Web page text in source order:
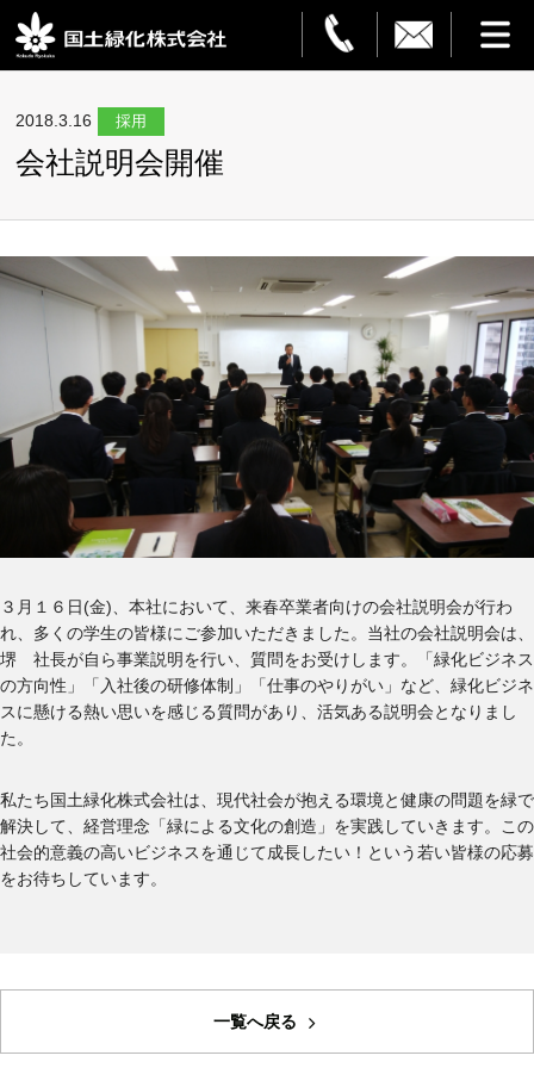
事業案内
観葉植物レンタル
造園・解体
設置事例
ご利用ガイド
企業情報
FC加盟店募集
採用情報
コラム
個人情報保護方針
2018.3.16 採用
会社説明会開催
３月１６日(金)、本社において、来春卒業者向けの会社説明会が行わ
れ、多くの学生の皆様にご参加いただきました。当社の会社説明会は、
堺 社長が自ら事業説明を行い、質問をお受けします。「緑化ビジネス
の方向性」「入社後の研修体制」「仕事のやりがい」など、緑化ビジネ
スに懸ける熱い思いを感じる質問があり、活気ある説明会となりまし
た。
私たち国土緑化株式会社は、現代社会が抱える環境と健康の問題を緑で
解決して、経営理念「緑による文化の創造」を実践していきます。この
社会的意義の高いビジネスを通じて成長したい！という若い皆様の応募
をお待ちしています。
一覧へ戻る